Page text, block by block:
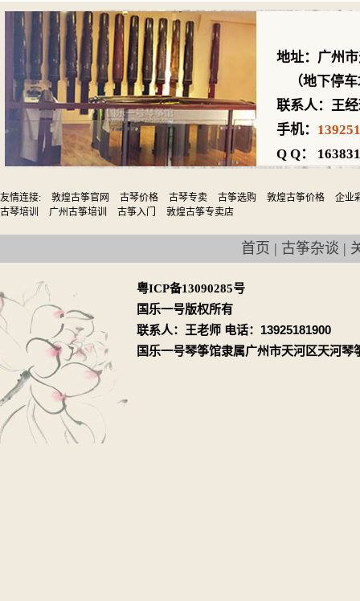
地址：广州
（地下停车
联系人：王
手机：
Q Q：
友情连接: 敦煌古筝官网 古琴价格 古琴专卖 古筝选购 敦煌古筝价格
企业
古琴培训
广州古筝培训 古筝入门 敦煌古筝专卖店
首页 | 古筝杂谈 |
粤ICP备13090285号
国乐一号版权所有
联系人：王老师 电话：13925181900
国乐一号琴筝馆隶属广州市天河区天河